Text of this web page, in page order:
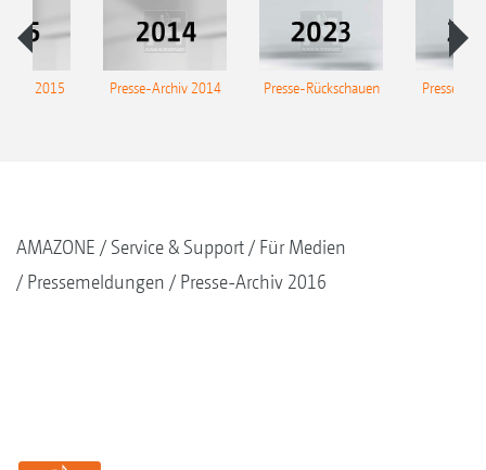
2015 Presse-Archiv 2014 Presse-Rückschauen Presse-
AMAZONE Service & Support
Für Medien
Pressemeldungen
Presse-Archiv 2016